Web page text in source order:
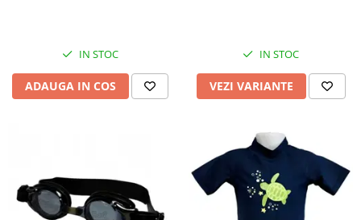
IN STOC
ADAUGA IN COS
IN STOC
VEZI VARIANTE